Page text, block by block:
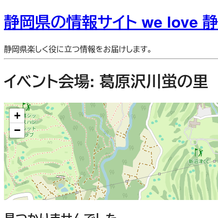
静岡県の情報サイト we love
静岡県楽しく役に立つ情報をお届けします。
イベント会場: 葛原沢川蛍の里
+
−